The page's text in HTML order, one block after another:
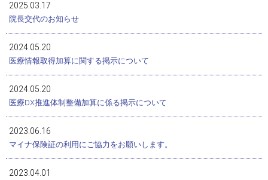
2025.03.17
院長交代のお知らせ
2024.05.20
医療情報取得加算に関する掲示について
2024.05.20
医療DX推進体制整備加算に係る掲示について
2023.06.16
マイナ保険証の利用にご協力をお願いします。
2023.04.01